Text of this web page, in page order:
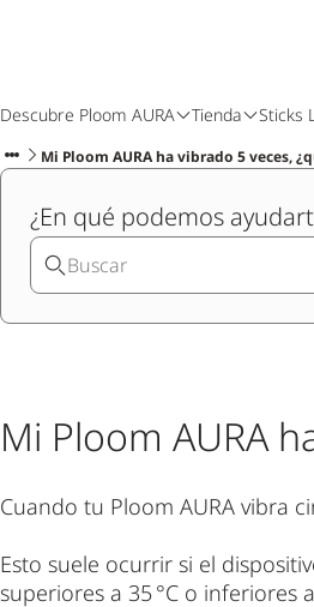
Descubre Ploom AURA Tienda Sticks
Mi Ploom AURA ha vibrado 5 veces,
¿En qué podemos
Mi Ploom AURA
Cuando tu Ploom AURA vibra
Esto suele ocurrir si el
superiores a 35 °C o inferiores a